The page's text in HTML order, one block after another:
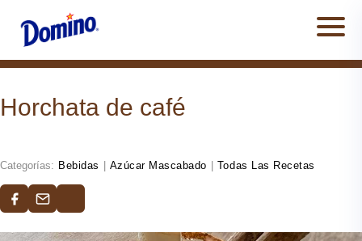
Horchata de café
Categorías: Bebidas Azúcar Mascabado Todas Las Recetas